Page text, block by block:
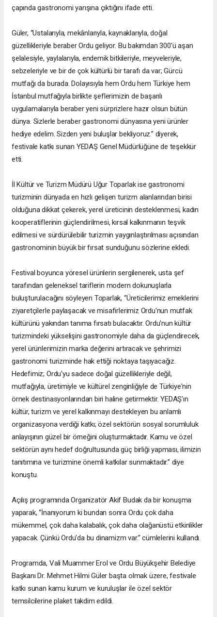
çapında gastronomi yarışına çıktığını ifade etti.
Güler, “Ustalarıyla, mekânlarıyla, kaynaklarıyla, doğal
güzellikleriyle beraber Ordu geliyor. Bu bakımdan 300'ü aşan
şelalesiyle, yaylalarıyla, endemik bitkileriyle, meyveleriyle,
sebzeleriyle ve bir de çok kültürlü bir tarafı da var; Gürcü
mutfağı da burada. Dolayısıyla hem Ordu hem Türkiye hem
İstanbul mutfağıyla birlikte şeflerimizin de başarılı
uygulamalarıyla beraber yeni sürprizlere hazır olsun bütün
dünya. Sizlerle beraber gastronomi dünyasına yeni ürünler
hediye edelim. Sizden yeni buluşlar bekliyoruz.” diyerek,
festivale katkı sunan YEDAŞ Genel Müdürlüğüne de teşekkür
etti.
İl Kültür ve Turizm Müdürü Uğur Toparlak ise gastronomi
turizminin dünyada en hızlı gelişen turizm alanlarından birisi
olduğuna dikkat çekerek, yerel üreticinin desteklenmesi, kadın
kooperatiflerinin güçlendirilmesi, kırsal kalkınmanın teşvik
edilmesi ve sürdürülebilir turizmin yaygınlaştırılması açısından
gastronominin büyük bir fırsat sunduğunu sözlerine ekledi.
Festival boyunca yöresel ürünlerin sergilenerek, usta şef
tarafından geleneksel tariflerin modern dokunuşlarla
buluşturulacağını söyleyen Toparlak, “Üreticilerimiz emeklerini
ziyaretçilerle paylaşacak ve misafirlerimiz Ordu'nun mutfak
kültürünü yakından tanıma fırsatı bulacaktır. Ordu’nun kültür
turizmindeki yükselişini gastronomiyle daha da güçlendirecek,
yerel ürünlerimizin marka değerini artıracak ve şehrimizi
gastronomi turizminde hak ettiği noktaya taşıyacağız.
Hedefimiz; Ordu'yu sadece doğal güzellikleriyle değil,
mutfağıyla, üretimiyle ve kültürel zenginliğiyle de Türkiye'nin
örnek destinasyonlarından biri haline getirmektir. YEDAŞ'ın
kültür, turizm ve yerel kalkınmayı destekleyen bu anlamlı
organizasyona verdiği katkı; özel sektörün sosyal sorumluluk
anlayışının güzel bir örneğini oluşturmaktadır. Kamu ve özel
sektörün aynı hedef doğrultusunda güç birliği yapması, ilimizin
tanıtımına ve turizmine önemli katkılar sunmaktadır.” diye
konuştu.
Açılış programında Organizatör Akif Budak da bir konuşma
yaparak, “İnanıyorum ki bundan sonra Ordu çok daha
mükemmel, çok daha kalabalık, çok daha olağanüstü etkinlikler
yapacak. Çünkü Ordu'da bu dinamizm var.” cümlelerini kullandı.
Programda, Vali Muammer Erol ve Ordu Büyükşehir Belediye
Başkanı Dr. Mehmet Hilmi Güler başta olmak üzere, festivale
katkı sunan kamu kurum ve kuruluşlar ile özel sektör
temsilcilerine plaket takdim edildi.